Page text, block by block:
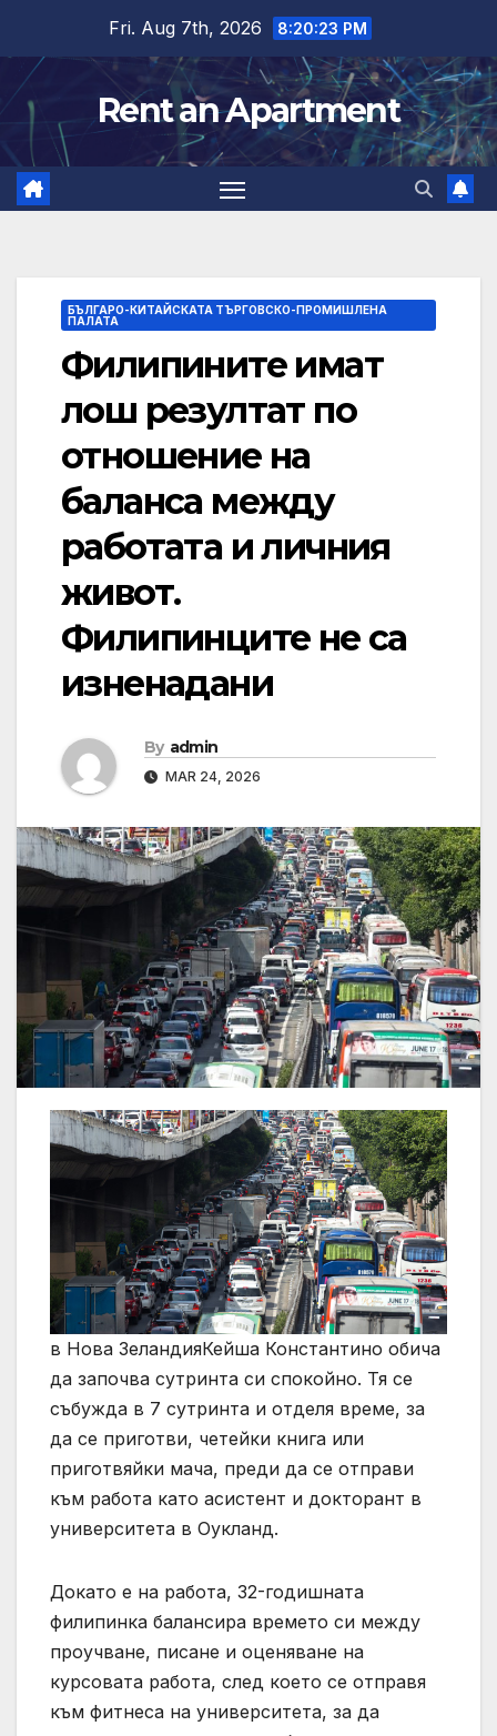
content
Fri. Aug 7th, 2026 8:20:24 PM
Rent an Apartment
БЪЛГАРО-КИТАЙСКАТА ТЪРГОВСКО-ПРОМИШЛЕНА
ПАЛАТА
Филипините имат
лош резултат по
отношение на
баланса между
работата и личния
живот.
Филипинците не са
изненадани
By admin
MAR 24, 2026
в Нова ЗеландияКейша Константино обича
да започва сутринта си спокойно. Тя се
събужда в 7 сутринта и отделя време, за
да се приготви, четейки книга или
приготвяйки мача, преди да се отправи
към работа като асистент и докторант в
университета в Оукланд.
Докато е на работа, 32-годишната
филипинка балансира времето си между
проучване, писане и оценяване на
курсовата работа, след което се отправя
към фитнеса на университета, за да